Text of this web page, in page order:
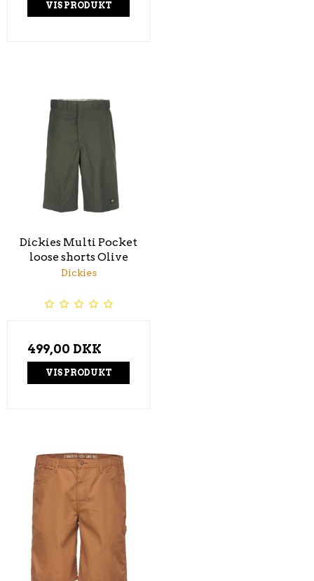
VIS PRODUKT
Dickies Multi Pocket
loose shorts Olive
Dickies
499,00 DKK
VIS PRODUKT